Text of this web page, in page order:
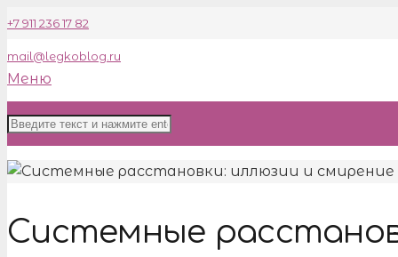
+7 911 236 17 82
mail@legkoblog.ru
Меню
Системные